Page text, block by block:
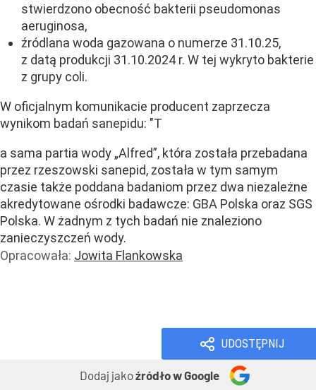
stwierdzono obecność bakterii pseudomonas
aeruginosa,
źródlana woda gazowana o numerze 31.10.25,
z datą produkcji 31.10.2024 r. W tej wykryto bakterie
z grupy coli.
W oficjalnym komunikacie producent zaprzecza
wynikom badań sanepidu: "T
a sama partia wody „Alfred”, która została przebadana
przez rzeszowski sanepid, została w tym samym
czasie także poddana badaniom przez dwa niezależne
akredytowane ośrodki badawcze: GBA Polska oraz SGS
Polska. W żadnym z tych badań nie znaleziono
zanieczyszczeń wody.
Opracowała: Jowita Flankowska
UDOSTĘPNIJ
Dodaj jakoźródło w Google